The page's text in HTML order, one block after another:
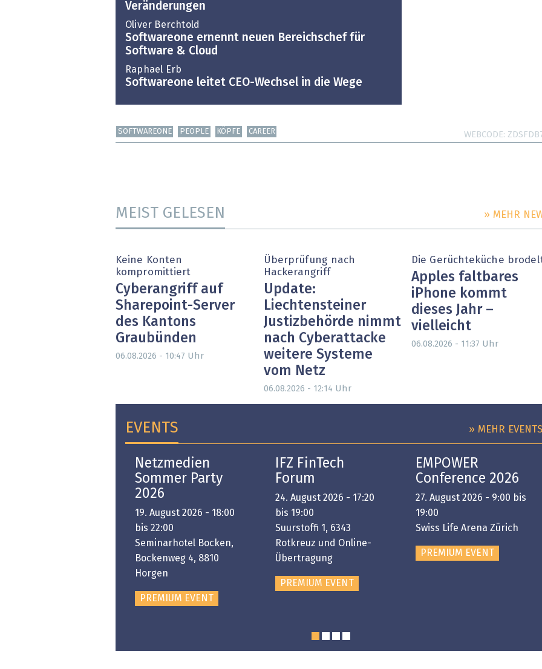
Veränderungen
Oliver Berchtold
Softwareone ernennt neuen Bereichschef für
Software & Cloud
Raphael Erb
Softwareone leitet CEO-Wechsel in die Wege
SOFTWAREONE PEOPLE KÖPFE CAREER WEBCODE
MEIST GELESEN » MEHR
Keine Konten
kompromittiert
Cyberangriff auf
Sharepoint-Server
des Kantons
Graubünden
06.08.2026 - 10:47 Uhr
Überprüfung nach
Hackerangriff
Update:
Liechtensteiner
Justizbehörde nimmt
nach Cyberattacke
weitere Systeme
vom Netz
06.08.2026 - 12:14 Uhr
Die Gerüchteküche
Apples faltbares
iPhone kommt
dieses Jahr –
vielleicht
06.08.2026 - 11:37 Uhr
EVENTS » MEHR
Netzmedien
Sommer Party
2026
19. August 2026 - 18:00
bis 22:00
Seminarhotel Bocken,
Bockenweg 4, 8810
Horgen
PREMIUM EVENT
IFZ FinTech
Forum
24. August 2026 - 17:20
bis 19:00
Suurstoffi 1, 6343
Rotkreuz und Online-
Übertragung
PREMIUM EVENT
EMPOWER
Conference 2026
27. August 2026 - 9:00 bis
19:00
Swiss Life Arena Zürich
PREMIUM EVENT